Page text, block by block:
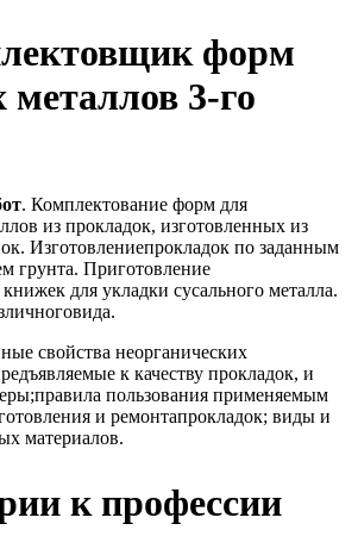
форм
металлов 3-го
. Комплектование форм для
из прокладок, изготовленных из
Изготовлениепрокладок по заданным
грунта. Приготовление
для укладки сусального металла.
свойства неорганических
к качеству прокладок, и
пользования применяемым
и ремонтапрокладок; виды и
материалов.
к профессии